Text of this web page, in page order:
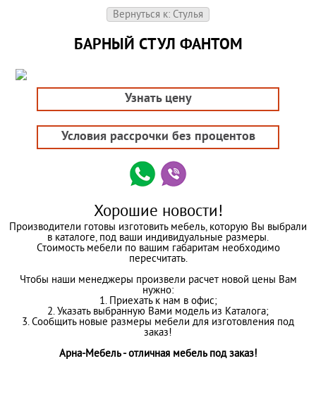
Вернуться к: Стулья
БАРНЫЙ СТУЛ ФАНТОМ
Узнать цену
Условия рассрочки без процентов
Хорошие новости!
Производители готовы изготовить мебель, которую Вы выбрали
в каталоге, под ваши индивидуальные размеры.
Стоимость мебели по вашим габаритам необходимо
пересчитать.
Чтобы наши менеджеры произвели расчет новой цены Вам
нужно:
1. Приехать к нам в офис;
2. Указать выбранную Вами модель из Каталога;
3. Сообщить новые размеры мебели для изготовления под
заказ!
Арна-Мебель - отличная мебель под заказ!